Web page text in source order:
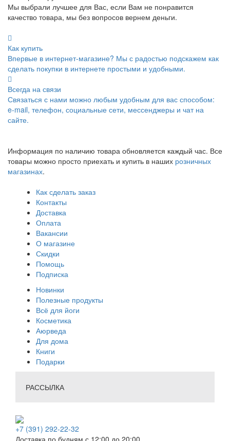
Мы выбрали лучшее для Вас, если Вам не понравится
качество товара, мы без вопросов вернем деньги.
Как купить
Впервые в интернет-магазине? Мы с радостью подскажем как
сделать покупки в интернете простыми и удобными.
Всегда на связи
Связаться с нами можно любым удобным для вас способом:
e-mail, телефон, социальные сети, мессенджеры и чат на
сайте.
Информация по наличию товара обновляется каждый час. Все
товары можно просто приехать и купить в наших розничных
магазинах.
Как сделать заказ
Контакты
Доставка
Оплата
Вакансии
О магазине
Скидки
Помощь
Подписка
Новинки
Полезные продукты
Всё для йоги
Косметика
Аюрведа
Для дома
Книги
Подарки
РАССЫЛКА
+7 (391) 292-22-32
Доставка по будням с 12:00 до 20:00